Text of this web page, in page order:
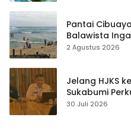
Pantai
Balawista
Waspada
2 Agustus 2026
Jelang HJKS
Sukabumi
Publikasi Digital
30 Juli 2026